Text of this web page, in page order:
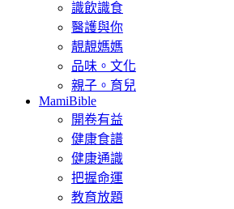
識飲識食
醫護與你
靚靚媽媽
品味。文化
親子。育兒
MamiBible
開卷有益
健康食譜
健康通識
把握命運
教育放題